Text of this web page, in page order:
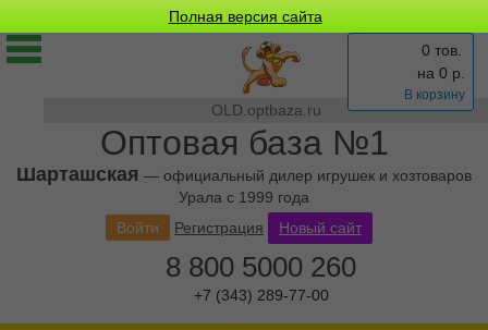
Полная версия сайта
OLD.optbaza.ru
Оптовая база №1
Шарташская — официальный дилер игрушек и хозтоваров
Урала с 1999 года
0 тов.
на 0 р.
В корзину
Войти Регистрация Новый сайт
8 800 5000 260
+7 (343) 289-77-00